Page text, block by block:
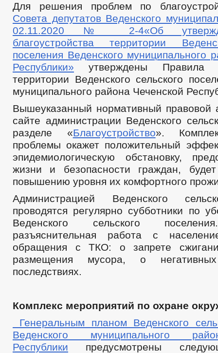
Для решения проблем по
Совета депутатов Веденского
02.11.2020 № 2-4«Об
благоустройства территории
поселения Веденского муниципального
Республики» утверждены Правила
территории Веденского сельского
муниципального района Чеченской
Вышеуказанный нормативный правовой
сайте администрации Веденского
разделе «Благоустройство».
проблемы окажет положительный
эпидемиологическую обстановку,
жизни и безопасности граждан, будет
повышению уровня их комфортного
Администрацией Веденского
проводятся регулярно субботники по
Веденского сельского
разъяснительная работа с
обращения с ТКО: о запрете
размещения мусора, о негативных
последствиях.
Комплекс мероприятий по охране
Генеральным планом Веденского
Веденского муниципального
Республики предусмотрены